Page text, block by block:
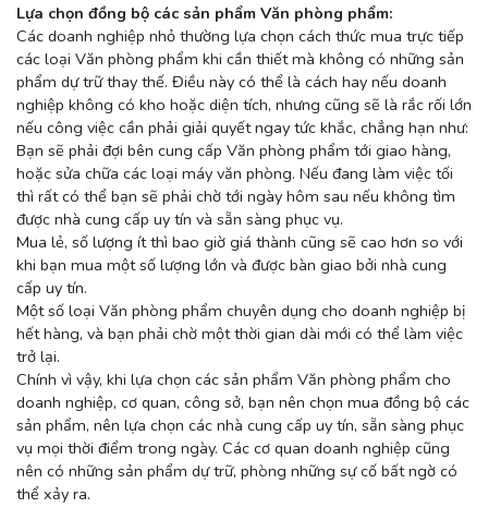
Lựa chọn đồng bộ các sản phẩm Văn phòng phẩm:
Các doanh nghiệp nhỏ thường lựa chọn cách thức mua trực tiếp
các loại Văn phòng phẩm khi cần thiết mà không có những sản
phẩm dự trữ thay thế. Điều này có thể là cách hay nếu doanh
nghiệp không có kho hoặc diện tích, nhưng cũng sẽ là rắc rối lớn
nếu công việc cần phải giải quyết ngay tức khắc, chẳng hạn như:
Bạn sẽ phải đợi bên cung cấp Văn phòng phẩm tới giao hàng,
hoặc sửa chữa các loại máy văn phòng. Nếu đang làm việc tối
thì rất có thể bạn sẽ phải chờ tới ngày hôm sau nếu không tìm
được nhà cung cấp uy tín và sẵn sàng phục vụ.
Mua lẻ, số lượng ít thì bao giờ giá thành cũng sẽ cao hơn so với
khi bạn mua một số lượng lớn và được bàn giao bởi nhà cung
cấp uy tín.
Một số loại Văn phòng phẩm chuyên dụng cho doanh nghiệp bị
hết hàng, và bạn phải chờ một thời gian dài mới có thể làm việc
trở lại.
Chính vì vậy, khi lựa chọn các sản phẩm Văn phòng phẩm cho
doanh nghiệp, cơ quan, công sở, bạn nên chọn mua đồng bộ các
sản phẩm, nên lựa chọn các nhà cung cấp uy tín, sẵn sàng phục
vụ mọi thời điểm trong ngày. Các cơ quan doanh nghiệp cũng
nên có những sản phẩm dự trữ, phòng những sự cố bất ngờ có
thể xảy ra.